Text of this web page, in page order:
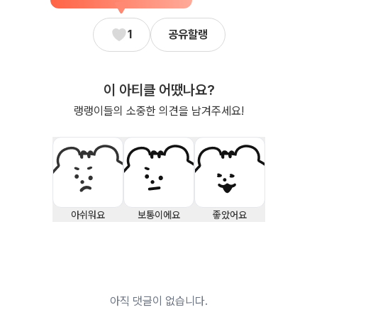
1 공유할랭
이 아티클 어땠나요?
랭랭이들의 소중한 의견을 남겨주세요!
아쉬워요 보통이에요 좋았어요
아직 댓글이 없습니다.